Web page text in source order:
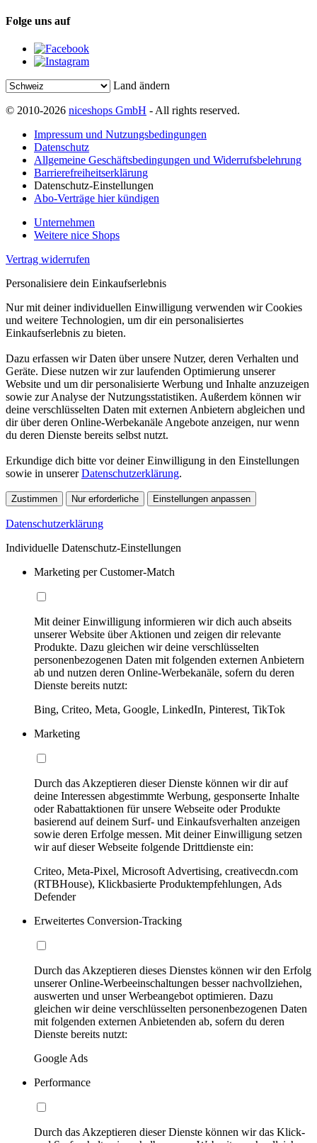
Folge uns auf
Land ändern
© 2010-2026 niceshops GmbH - All rights reserved.
Impressum und Nutzungsbedingungen
Datenschutz
Allgemeine Geschäftsbedingungen und Widerrufsbelehrung
Barrierefreiheitserklärung
Datenschutz-Einstellungen
Abo-Verträge hier kündigen
Unternehmen
Weitere nice Shops
Vertrag widerrufen
Personalisiere dein Einkaufserlebnis
Nur mit deiner individuellen Einwilligung verwenden wir Cookies
und weitere Technologien, um dir ein personalisiertes
Einkaufserlebnis zu bieten.
Dazu erfassen wir Daten über unsere Nutzer, deren Verhalten und
Geräte. Diese nutzen wir zur laufenden Optimierung unserer
Website und um dir personalisierte Werbung und Inhalte anzuzeigen
sowie zur Analyse der Nutzungsstatistiken. Außerdem können wir
deine verschlüsselten Daten mit externen Anbietern abgleichen und
dir über deren Online-Werbekanäle Angebote anzeigen, nur wenn
du deren Dienste bereits selbst nutzt.
Erkundige dich bitte vor deiner Einwilligung in den Einstellungen
sowie in unsererDatenschutzerklärung.
Zustimmen Nur erforderliche Einstellungen anpassen
Datenschutzerklärung
Individuelle Datenschutz-Einstellungen
Marketing per Customer-Match
Mit deiner Einwilligung informieren wir dich auch abseits
unserer Website über Aktionen und zeigen dir relevante
Produkte. Dazu gleichen wir deine verschlüsselten
personenbezogenen Daten mit folgenden externen Anbietern
ab und nutzen deren Online-Werbekanäle, sofern du deren
Dienste bereits nutzt:
Bing, Criteo, Meta, Google, LinkedIn, Pinterest, TikTok
Marketing
Durch das Akzeptieren dieser Dienste können wir dir auf
deine Interessen abgestimmte Werbung, gesponserte Inhalte
oder Rabattaktionen für unsere Webseite oder Produkte
basierend auf deinem Surf- und Einkaufsverhalten anzeigen
sowie deren Erfolge messen. Mit deiner Einwilligung setzen
wir auf dieser Webseite folgende Drittdienste ein:
Criteo, Meta-Pixel, Microsoft Advertising, creativecdn.com
(RTBHouse), Klickbasierte Produktempfehlungen, Ads
Defender
Erweitertes Conversion-Tracking
Durch das Akzeptieren dieses Dienstes können wir den Erfolg
unserer Online-Werbeeinschaltungen besser nachvollziehen,
auswerten und unser Werbeangebot optimieren. Dazu
gleichen wir deine verschlüsselten personenbezogenen Daten
mit folgenden externen Anbietenden ab, sofern du deren
Dienste bereits nutzt:
Google Ads
Performance
Durch das Akzeptieren dieser Dienste können wir das Klick-